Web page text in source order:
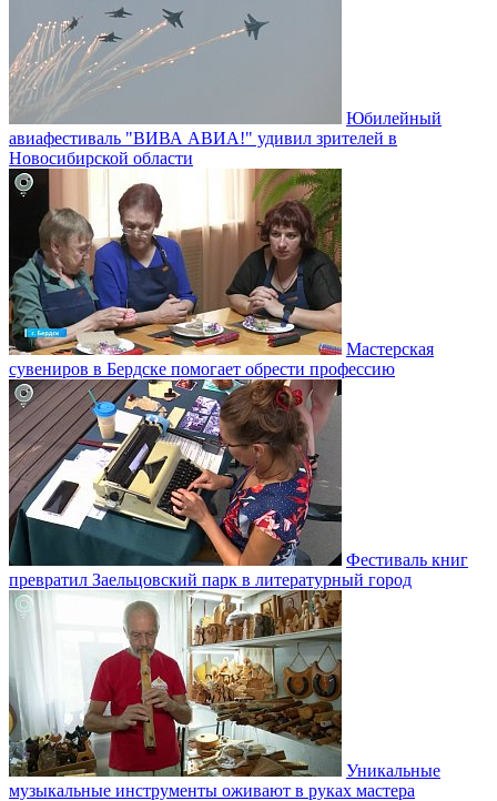
Юбилейный
авиафестиваль "ВИВА АВИА!" удивил зрителей в
Новосибирской области
Мастерская
сувениров в Бердске помогает обрести профессию
Фестиваль книг
превратил Заельцовский парк в литературный город
Уникальные
музыкальные инструменты оживают в руках мастера